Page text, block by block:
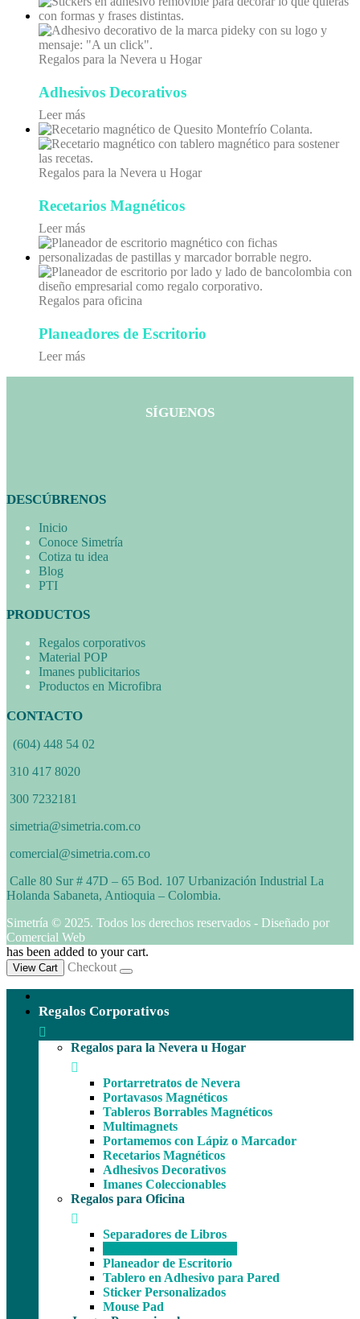
Regalos para la Nevera u Hogar
Adhesivos Decorativos
Leer más
Regalos para la Nevera u Hogar
Recetarios Magnéticos
Leer más
Regalos para oficina
Planeadores de Escritorio
Leer más
SÍGUENOS
DESCÚBRENOS
Inicio
Conoce Simetría
Cotiza tu idea
Blog
PTI
PRODUCTOS
Regalos corporativos
Material POP
Imanes publicitarios
Productos en Microfibra
CONTACTO
(604) 448 54 02
310 417 8020
300 7232181
simetria@simetria.com.co
comercial@simetria.com.co
Calle 80 Sur # 47D – 65 Bod. 107 Urbanización Industrial La
Holanda Sabaneta, Antioquia – Colombia.
Simetría © 2025. Todos los derechos reservados - Diseñado por
Comercial Web
has been added to your cart.
View Cart Checkout
Regalos Corporativos
Regalos para la Nevera u Hogar
Portarretratos de Nevera
Portavasos Magnéticos
Tableros Borrables Magnéticos
Multimagnets
Portamemos con Lápiz o Marcador
Recetarios Magnéticos
Adhesivos Decorativos
Imanes Coleccionables
Regalos para Oficina
Separadores de Libros
Planeador de Escritorio
Tablero en Adhesivo para Pared
Sticker Personalizados
Mouse Pad